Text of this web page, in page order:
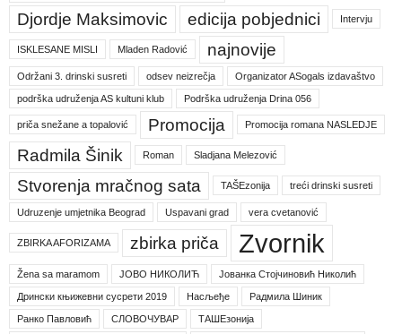
Djordje Maksimovic edicija pobjednici Intervju
ISKLESANE MISLI Mladen Radović najnovije
Održani 3. drinski susreti odsev neizrečja Organizator ASogals izdavaštvo
podrška udruženja AS kultuni klub Podrška udruženja Drina 056
priča snežane a topalović Promocija Promocija romana NASLEDJE
Radmila Šinik Roman Sladjana Melezović
Stvorenja mračnog sata TAŠEzonija treći drinski susreti
Udruzenje umjetnika Beograd Uspavani grad vera cvetanović
ZBIRKA AFORIZAMA zbirka priča Zvornik
Žena sa maramom ЈОВО НИКОЛИЋ Јованка Стојчиновић Николић
Дрински књижевни сусрети 2019 Насљеђе Радмила Шиник
Ранко Павловић СЛОВОЧУВАР ТАШЕзонија